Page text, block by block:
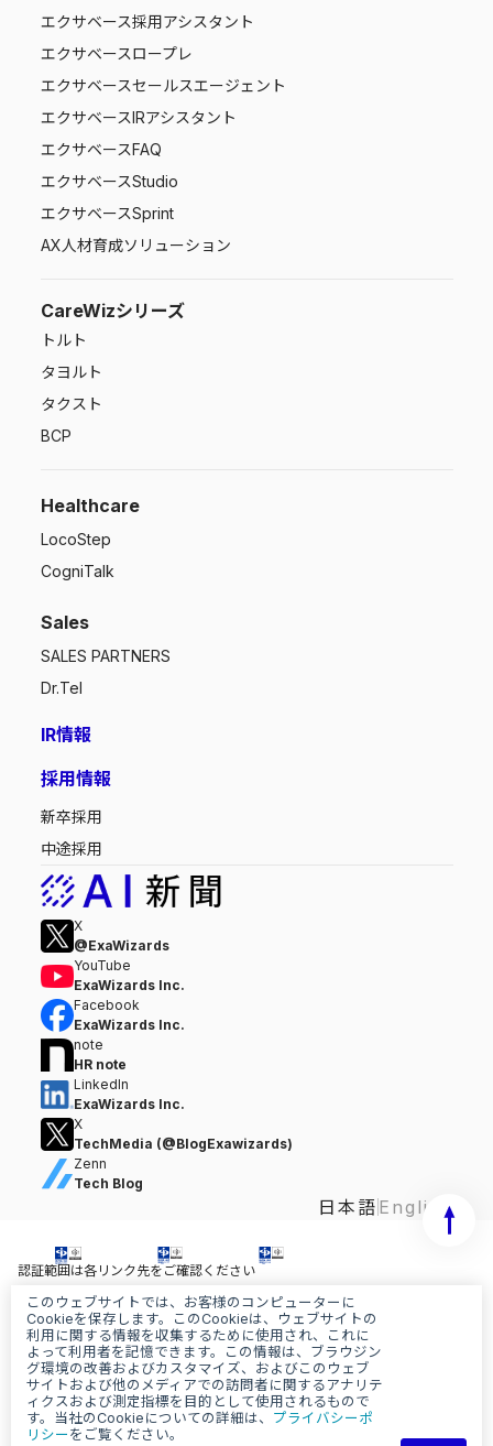
このウェブサイトでは、お客様のコンピューターに
Cookieを保存します。このCookieは、ウェブサイトの
利用に関する情報を収集するために使用され、これに
よって利用者を記憶できます。この情報は、ブラウジン
グ環境の改善およびカスタマイズ、およびこのウェブ
サイトおよび他のメディアでの訪問者に関するアナリテ
ィクスおよび測定指標を目的として使用されるもので
す。当社のCookieについての詳細は、 プライバシーポ
リシー をご覧ください。
エクサベース採用アシスタント
エクサベースロープレ
エクサベースセールスエージェント
エクサベースIRアシスタント
エクサベースFAQ
エクサベースStudio
エクサベースSprint
AX人材育成ソリューション
CareWizシリーズ
トルト
タヨルト
タクスト
BCP
Healthcare
LocoStep
CogniTalk
Sales
SALES PARTNERS
Dr.Tel
IR情報
採用情報
新卒採用
中途採用
X
@ExaWizards
YouTube
ExaWizards Inc.
Facebook
ExaWizards Inc.
note
HR note
LinkedIn
ExaWizards Inc.
X
TechMedia (@BlogExawizards)
Zenn
Tech Blog
日本語 English
認証範囲は各リンク先をご確認ください
情報セキュリティ基本方針
個人情報保護基本方針
AI基本ポリシー